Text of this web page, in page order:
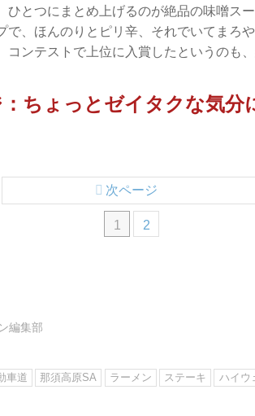
ひとつにまとめ上げるのが絶品の味噌ス
で、ほんのりとピリ辛、それでいてまろ
コンテストで上位に入賞したというのも
ちょっとゼイタクな気分
1 2
次ページ
編集部
車道 那須高原SA ラーメン ステーキ ハイウ